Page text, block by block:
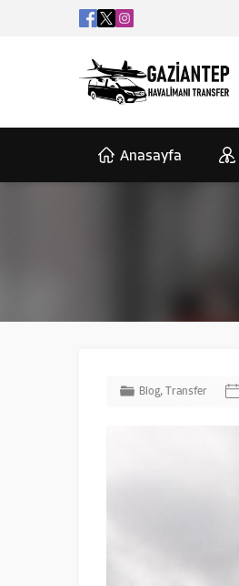
Anasayfa
Blog, Transfer